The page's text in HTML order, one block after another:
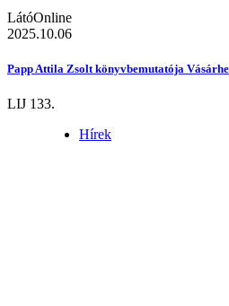
LátóOnline
2025.10.06
Papp Attila Zsolt könyvbemutatója
LIJ 133.
Hírek